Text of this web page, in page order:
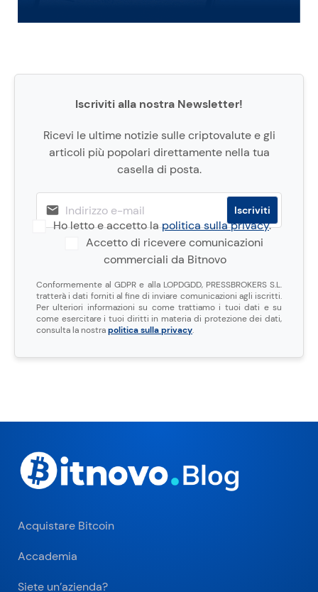
Iscriviti alla nostra Newsletter!
Ricevi le ultime notizie sulle criptovalute e gli
articoli più popolari direttamente nella tua
casella di posta.
Ho letto e accetto lapolitica sulla privacy.
Accetto di ricevere comunicazioni
commerciali da Bitnovo
Conformemente al GDPR e alla LOPDGDD, PRESSBROKERS S.L.
tratterà i dati forniti al fine di inviare comunicazioni agli iscritti.
Per ulteriori informazioni su come trattiamo i tuoi dati e su
come esercitare i tuoi diritti in materia di protezione dei dati,
consulta la nostrapolitica sulla privacy.
Acquistare Bitcoin
Accademia
Siete un’azienda?